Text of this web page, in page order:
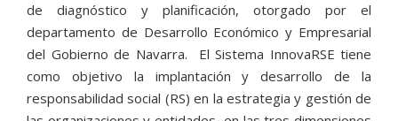
de diagnóstico y planificación, otorgado por el
departamento de Desarrollo Económico y Empresarial
del Gobierno de Navarra. El Sistema InnovaRSE tiene
como objetivo la implantación y desarrollo de la
responsabilidad social (RS) en la estrategia y gestión de